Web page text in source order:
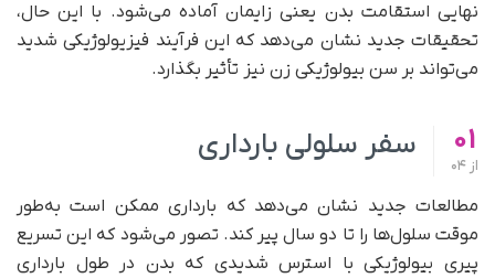
نهایی استقامت بدن یعنی زایمان آماده می‌شود. با این حال،
تحقیقات جدید نشان می‌دهد که این فرآیند فیزیولوژیکی شدید
می‌تواند بر سن بیولوژیکی زن نیز تأثیر بگذارد.
01
از
سفر سلولی بارداری
مطالعات جدید نشان می‌دهد که بارداری ممکن است به‌طور
موقت سلول‌ها را تا دو سال پیر کند. تصور می‌شود که این تسریع
پیری بیولوژیکی با استرس شدیدی که بدن در طول بارداری